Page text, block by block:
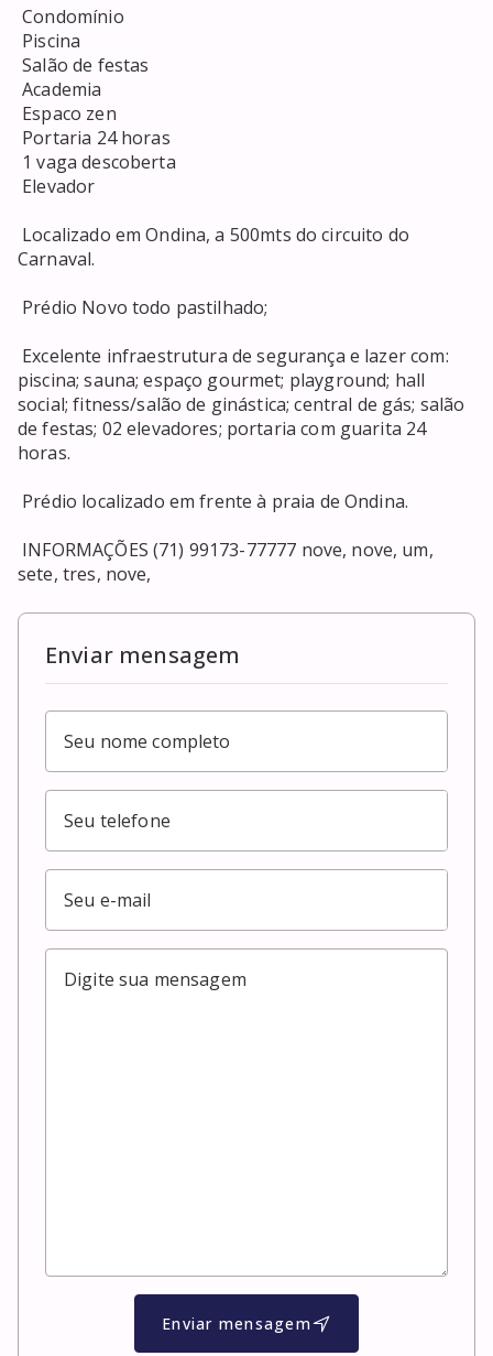
Condomínio
Salão de festas
Academia
Carnaval.
piscina; sauna; espaço gourmet; playground; hall
social; fitness/salão de ginástica; central de gás; salão
de festas; 02 elevadores; portaria com guarita 24
horas.
sete, tres, nove,
Enviar mensagem
Enviar mensagem